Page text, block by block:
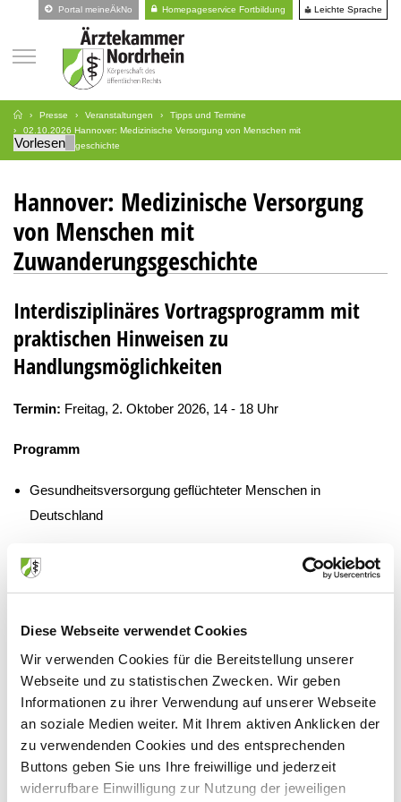
Diese Webseite verwendet Cookies
Wir verwenden Cookies für die Bereitstellung unserer
Webseite und zu statistischen Zwecken. Wir geben
Informationen zu ihrer Verwendung auf unserer Webseite
an soziale Medien weiter. Mit Ihrem aktiven Anklicken der
zu verwendenden Cookies und des entsprechenden
Buttons geben Sie uns Ihre freiwillige und jederzeit
widerrufbare Einwilligung zur Nutzung der jeweiligen
Portal meineÄkNo Homepageservice Fortbildung Leichte Sprache
Presse Veranstaltungen
Tipps und Termine
02.10.2026 Hannover: Medizinische Versorgung von Menschen mit
Zuwanderungsgeschichte
Vorlesen
Hannover: Medizinische Versorgung
von Menschen mit
Zuwanderungsgeschichte
Interdisziplinäres Vortragsprogramm mit
praktischen Hinweisen zu
Handlungsmöglichkeiten
Termin: Freitag, 2. Oktober 2026, 14 - 18 Uhr
Programm
Gesundheitsversorgung geflüchteter Menschen in
Deutschland
Einwanderungsgeschichte
Reflexionsräume
Ort:Ärztekammer Niedersachsen, Berliner Allee 20, 30175
Hannover